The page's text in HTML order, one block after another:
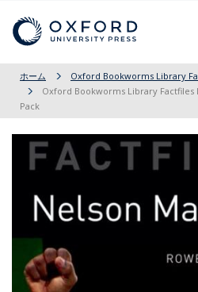
ホーム Oxford Bookworms Library
Oxford Bookworms Library Factfiles
Pack